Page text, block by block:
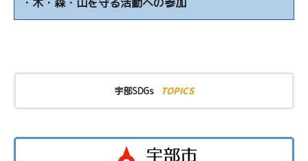
宇部SDGs TOPICS